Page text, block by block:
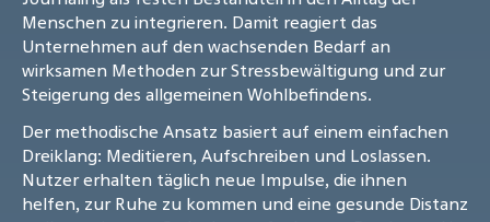
Menschen zu integrieren. Damit reagiert das
Unternehmen auf den wachsenden Bedarf an
wirksamen Methoden zur Stressbewältigung und zur
Steigerung des allgemeinen Wohlbefindens.
Der methodische Ansatz basiert auf einem einfachen
Dreiklang: Meditieren, Aufschreiben und Loslassen.
Nutzer erhalten täglich neue Impulse, die ihnen
helfen, zur Ruhe zu kommen und eine gesunde Distanz